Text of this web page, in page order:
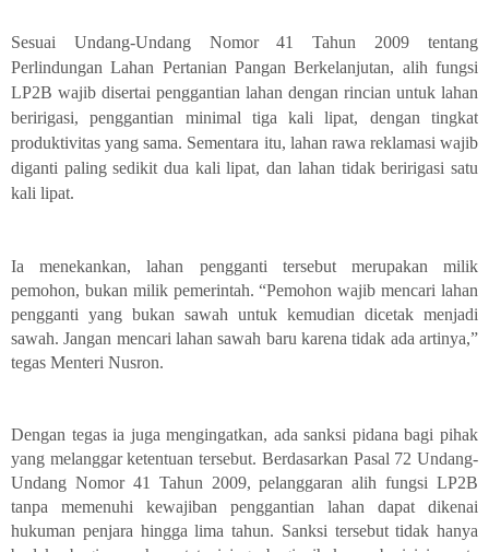
Sesuai Undang-Undang Nomor 41 Tahun 2009 tentang
Perlindungan Lahan Pertanian Pangan Berkelanjutan, alih fungsi
LP2B wajib disertai penggantian lahan dengan rincian untuk lahan
beririgasi, penggantian minimal tiga kali lipat, dengan tingkat
produktivitas yang sama. Sementara itu, lahan rawa reklamasi wajib
diganti paling sedikit dua kali lipat, dan lahan tidak beririgasi satu
kali lipat.
Ia menekankan, lahan pengganti tersebut merupakan milik
pemohon, bukan milik pemerintah. “Pemohon wajib mencari lahan
pengganti yang bukan sawah untuk kemudian dicetak menjadi
sawah. Jangan mencari lahan sawah baru karena tidak ada artinya,”
tegas Menteri Nusron.
Dengan tegas ia juga mengingatkan, ada sanksi pidana bagi pihak
yang melanggar ketentuan tersebut. Berdasarkan Pasal 72 Undang-
Undang Nomor 41 Tahun 2009, pelanggaran alih fungsi LP2B
tanpa memenuhi kewajiban penggantian lahan dapat dikenai
hukuman penjara hingga lima tahun. Sanksi tersebut tidak hanya